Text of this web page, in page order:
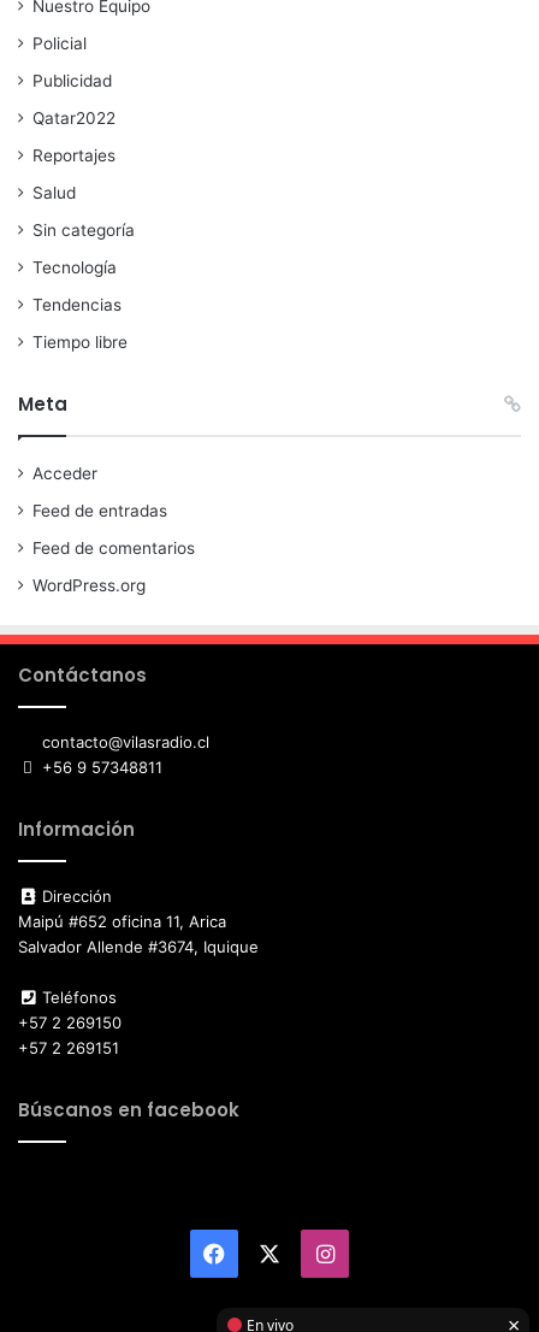
Nuestro Equipo
Policial
Publicidad
Qatar2022
Reportajes
Salud
Sin categoría
Tecnología
Tendencias
Tiempo libre
Meta
Acceder
Feed de entradas
Feed de comentarios
WordPress.org
Contáctanos
contacto@vilasradio.cl
+56 9 57348811
Información
Dirección
Maipú #652 oficina 11, Arica
Salvador Allende #3674, Iquique
Teléfonos
+57 2 269150
+57 2 269151
Búscanos en facebook
Facebook Instagram
En vivo ×